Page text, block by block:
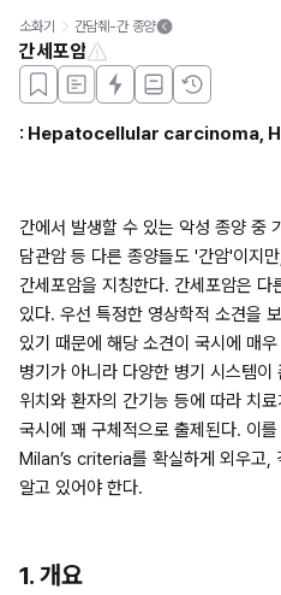
소화기 간담췌-간 종양
간세포암
: Hepatocellular carcinoma,
간에서 발생할 수 있는 악성 종양 중
담관암 등 다른 종양들도 '간암'이지
간세포암을 지칭한다. 간세포암은 다
있다. 우선 특정한 영상학적 소견을
있기 때문에 해당 소견이 국시에 매
병기가 아니라 다양한 병기 시스템
위치와 환자의 간기능 등에 따라 치
국시에 꽤 구체적으로 출제된다.
Milan’s criteria를 확실하게 외우고,
알고 있어야 한다.
1. 개요